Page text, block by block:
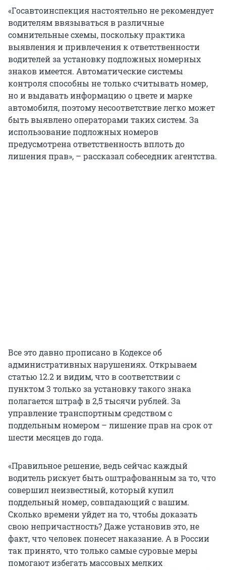
«Госавтоинспекция настоятельно не рекомендует
водителям ввязываться в различные
сомнительные схемы, поскольку практика
выявления и привлечения к ответственности
водителей за установку подложных номерных
знаков имеется. Автоматические системы
контроля способны не только считывать номер,
но и выдавать информацию о цвете и марке
автомобиля, поэтому несоответствие легко может
быть выявлено операторами таких систем. За
использование подложных номеров
предусмотрена ответственность вплоть до
лишения прав», – рассказал собеседник агентства.
Все это давно прописано в Кодексе об
административных нарушениях. Открываем
статью 12.2 и видим, что в соответствии с
пунктом 3 только за установку такого знака
полагается штраф в 2,5 тысячи рублей. За
управление транспортным средством с
поддельным номером – лишение прав на срок от
шести месяцев до года.
«Правильное решение, ведь сейчас каждый
водитель рискует быть оштрафованным за то, что
совершил неизвестный, который купил
поддельный номер, совпадающий с вашим.
Сколько времени уйдет на то, чтобы доказать
свою непричастность? Даже установив это, не
факт, что человек понесет наказание. А в России
так принято, что только самые суровые меры
помогают избегать массовых мелких